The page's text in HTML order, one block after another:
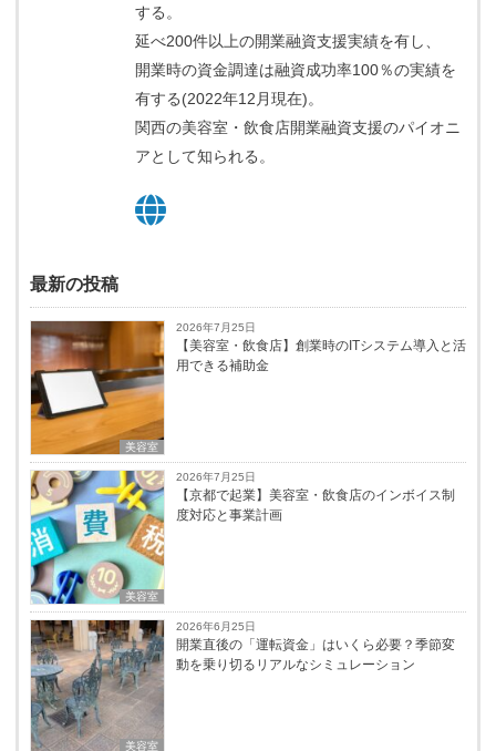
する。
延べ200件以上の開業融資支援実績を有し、
開業時の資金調達は融資成功率100％の実績を
有する(2022年12月現在)。
関西の美容室・飲食店開業融資支援のパイオニ
アとして知られる。
最新の投稿
美容室
2026年7月25日
【美容室・飲食店】創業時のITシステム導入と活
用できる補助金
美容室
2026年7月25日
【京都で起業】美容室・飲食店のインボイス制
度対応と事業計画
美容室
2026年6月25日
開業直後の「運転資金」はいくら必要？季節変
動を乗り切るリアルなシミュレーション